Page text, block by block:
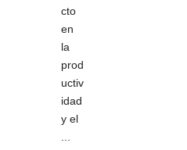
cto
en
la
prod
uctiv
idad
y el